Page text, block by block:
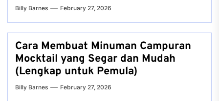
Billy Barnes February 27, 2026
Cara Membuat Minuman Campuran
Mocktail yang Segar dan Mudah
(Lengkap untuk Pemula)
Billy Barnes February 27, 2026